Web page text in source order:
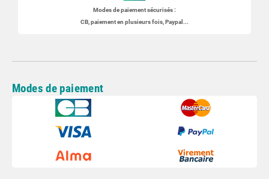
Modes de paiement sécurisés :
CB, paiement en plusieurs fois, Paypal...
Modes de paiement